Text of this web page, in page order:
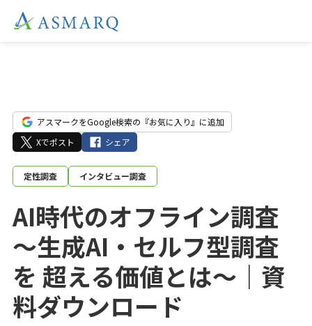
アスマークをGoogle検索の『お気に入り』に追加
Xでポスト
シェア
定性調査 インタビュー調査
AI時代のオフライン調査
～生成AI・セルフ型調査
を 超える価値とは～｜資
料ダウンロード